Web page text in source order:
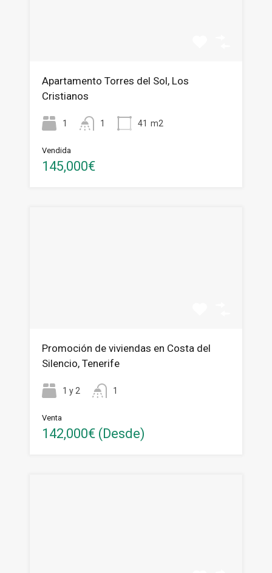
Apartamento Torres del Sol, Los
Cristianos
1 1 41 m2
Vendida
145,000€
Promoción de viviendas en Costa del
Silencio, Tenerife
1 y 2 1
Venta
142,000€ (Desde)